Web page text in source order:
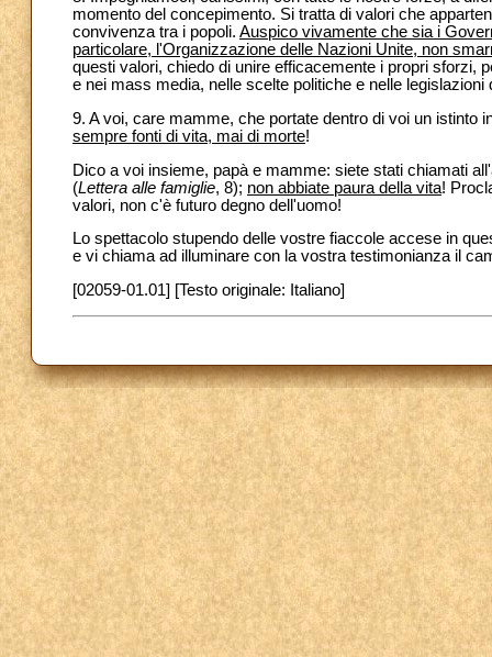
momento del concepimento. Si tratta di valori che
convivenza tra i popoli. Auspico vivamente che sia i
particolare, l'Organizzazione delle Nazioni Unite, non
questi valori, chiedo di unire efficacemente i propri sforzi,
e nei mass media, nelle scelte politiche e nelle legislazioni
9. A voi, care mamme, che portate dentro di voi un istinto
sempre fonti di vita, mai di morte!
Dico a voi insieme, papà e mamme: siete stati chiamati
(Lettera alle famiglie, 8); non abbiate paura della vita!
valori, non c'è futuro degno dell'uomo!
Lo spettacolo stupendo delle vostre fiaccole accese in
e vi chiama ad illuminare con la vostra testimonianza il
[02059-01.01] [Testo originale: Italiano]